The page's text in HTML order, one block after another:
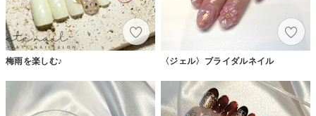
梅雨を楽しむ♪ 〈ジェル〉ブライダルネイル